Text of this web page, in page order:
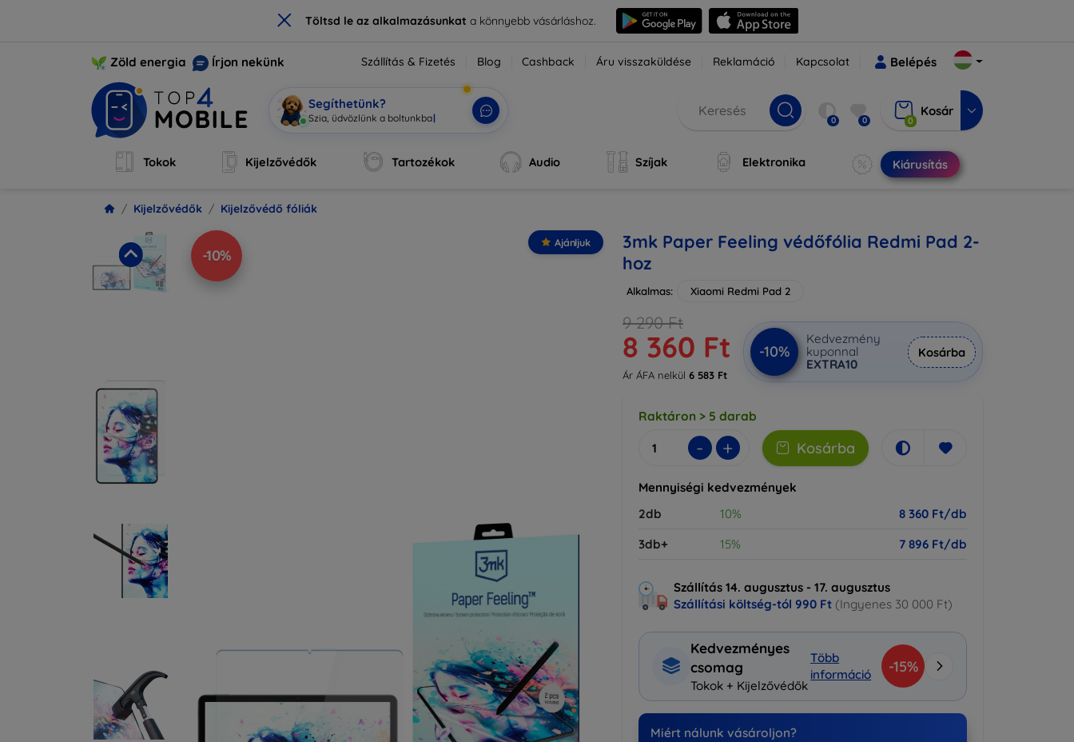
× Töltsd le az alkalmazásunkata könnyebb vásárláshoz.
Zöld energia Írjon nekünk Szállítás & Fizetés Blog Cashback Áru visszaküldése Reklamáció Kapcsolat Belépés
Segíthetünk?
Mo| 0 0 0
Kosár
Tokok Kijelzővédők Tartozékok Audio Szíjak Elektronika Kiárusítás
Kijelzővédők Kijelzővédő fóliák
-10%
Ajánljuk
3mk Paper Feeling védőfólia Redmi Pad 2-
hoz
Alkalmas: Xiaomi Redmi Pad 2
9 290 Ft
8 360 Ft
Ár ÁFA nelkül 6 583 Ft
-10%
Kedvezmény
kuponnal
EXTRA10
Kosárba
Raktáron > 5 darab
- + Kosárba
Mennyiségi kedvezmények
2db
10%
8 360 Ft/db
3db+
15% 7 896 Ft/db
Szállítás 14. augusztus - 17. augusztus
Szállítási költség-tól 990 Ft (Ingyenes 30 000 Ft)
Kedvezményes
csomag
Tokok + Kijelzővédők
Több
információ
-15%
Miért nálunk vásároljon?